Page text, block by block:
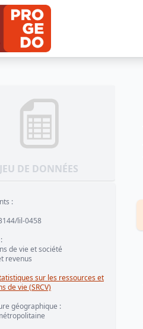
JEU DE DONNÉES
:
lil-0458
:
de vie et société
revenus
sur les ressources et
de vie (SRCV)
géographique :